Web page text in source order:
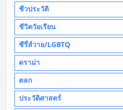
ชีวประวัติ
ชีวิตวัยเรียน
ซีรี่ส์วาย/LGBTQ
ดราม่า
ตลก
ประวัติศาสตร์